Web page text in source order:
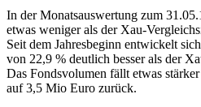
In der Monatsauswertung zum
etwas weniger als der Xau-
Seit dem Jahresbeginn entwickelt
von 22,9 % deutlich besser als der
Das Fondsvolumen fällt etwas
auf 3,5 Mio Euro zurück.